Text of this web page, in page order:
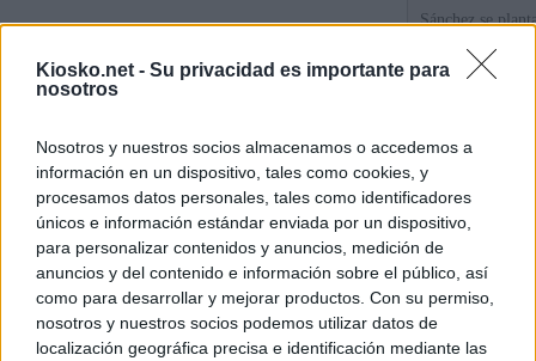
Kiosko.net - Su privacidad es importante para
nosotros
Nosotros y nuestros socios almacenamos o accedemos a
información en un dispositivo, tales como cookies, y
procesamos datos personales, tales como identificadores
únicos e información estándar enviada por un dispositivo,
para personalizar contenidos y anuncios, medición de
anuncios y del contenido e información sobre el público, así
como para desarrollar y mejorar productos. Con su permiso,
nosotros y nuestros socios podemos utilizar datos de
localización geográfica precisa e identificación mediante las
Sánchez se
Sánchez
© Kiosko.net Aviso Legal Privacidad y Cookies